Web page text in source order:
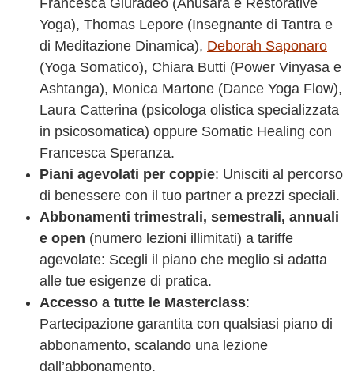
Francesca Giuradeo (Anusara e Restorative
Yoga), Thomas Lepore (Insegnante di Tantra e
di Meditazione Dinamica), Deborah Saponaro
(Yoga Somatico), Chiara Butti (Power Vinyasa e
Ashtanga), Monica Martone (Dance Yoga Flow),
Laura Catterina (psicologa olistica specializzata
in psicosomatica) oppure Somatic Healing con
Francesca Speranza.
Piani agevolati per coppie: Unisciti al percorso
di benessere con il tuo partner a prezzi speciali.
Abbonamenti trimestrali, semestrali, annuali
e open (numero lezioni illimitati) a tariffe
agevolate: Scegli il piano che meglio si adatta
alle tue esigenze di pratica.
Accesso a tutte le Masterclass:
Partecipazione garantita con qualsiasi piano di
abbonamento, scalando una lezione
dall’abbonamento.